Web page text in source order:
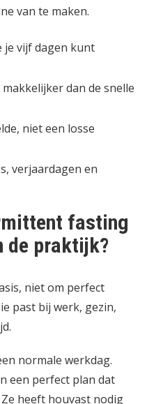
van te maken.
je vijf dagen kunt
dan de snelle
niet een losse
verjaardagen en
fasting
de praktijk?
niet om perfect
past bij werk, gezin,
normale werkdag.
een perfect plan dat
heeft houvast nodig